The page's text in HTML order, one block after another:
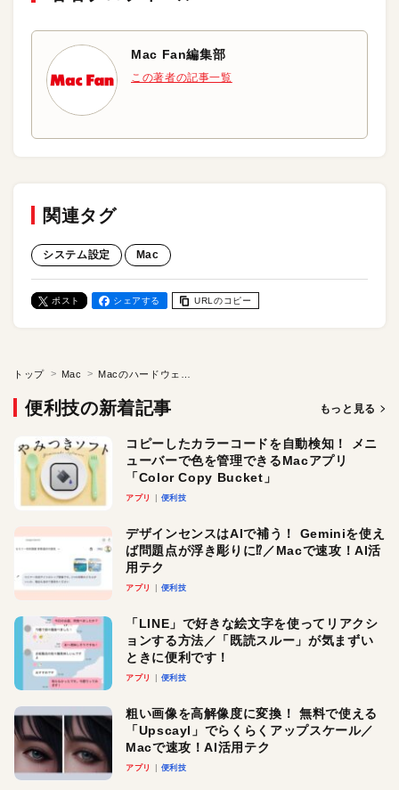
Mac Fan編集部
この著者の記事一覧
関連タグ
システム設定 Mac
ポスト シェアする URLのコピー
トップ Mac
便利技の新着記事 もっと見る
コピーしたカラーコードを自動検知！ メニ
ューバーで色を管理できるMacアプリ
「Color Copy Bucket」
アプリ 便利技
デザインセンスはAIで補う！ Geminiを使え
ば問題点が浮き彫りに⁉︎／Macで速攻！AI活
用テク
アプリ 便利技
「LINE」で好きな絵文字を使ってリアクシ
ョンする方法／「既読スルー」が気まずい
ときに便利です！
アプリ 便利技
粗い画像を高解像度に変換！ 無料で使える
「Upscayl」でらくらくアップスケール／
Macで速攻！AI活用テク
アプリ 便利技